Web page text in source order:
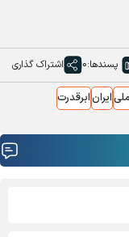
پسندها:0 اشتراک گذاری
ایرانابرقدرت